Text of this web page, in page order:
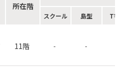
所在階
スクール 島型 T
11階 - -